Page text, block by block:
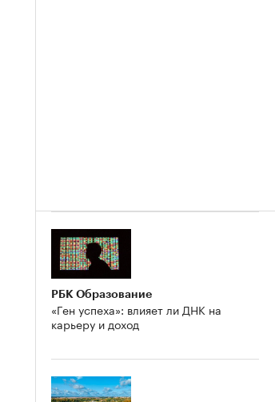
РБК Образование
«Ген успеха»: влияет ли ДНК на
карьеру и доход